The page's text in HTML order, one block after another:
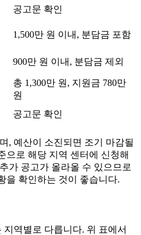
공고문 확인
1,500만 원 이내, 분담금 포함
900만 원 이내, 분담금 제외
총 1,300만 원, 지원금 780만
원
공고문 확인
, 예산이 소진되면 조기 마감될
으로 해당 지역 센터에 신청해
가 공고가 올라올 수 있으므로
을 확인하는 것이 좋습니다.
역별로 다릅니다. 위 표에서